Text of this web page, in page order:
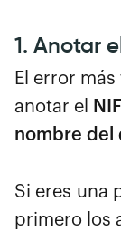
1. Anotar
El error
anotar el
nombre del
Si eres una
primero los